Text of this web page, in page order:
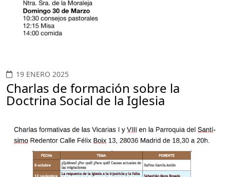
19 ENERO 2025
Charlas de formación sobre la
Doctrina Social de la Iglesia